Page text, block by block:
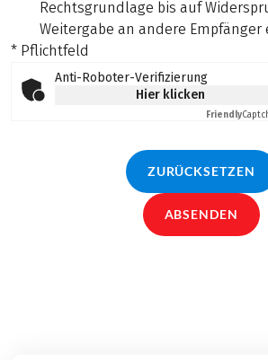
Rechtsgrundlage bis auf
Weitergabe an andere Empfänger
* Pflichtfeld
Anti-Roboter-Verifizierung
Hier klicken
Friendly
ZURÜCKSETZEN
ABSENDEN